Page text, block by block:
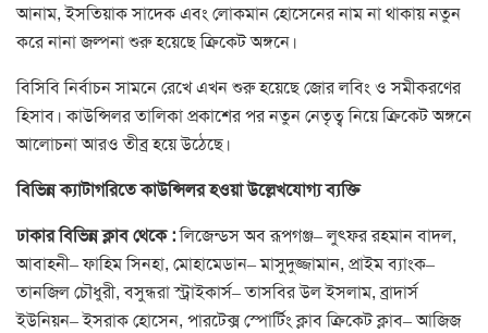
আনাম, ইসতিয়াক সাদেক এবং লোকমান হোসেনের নাম না থাকায় নতুন
করে নানা জল্পনা শুরু হয়েছে ক্রিকেট অঙ্গনে।
বিসিবি নির্বাচন সামনে রেখে এখন শুরু হয়েছে জোর লবিং ও সমীকরণের
হিসাব। কাউন্সিলর তালিকা প্রকাশের পর নতুন নেতৃত্ব নিয়ে ক্রিকেট অঙ্গনে
আলোচনা আরও তীব্র হয়ে উঠেছে।
বিভিন্ন ক্যাটাগরিতে কাউন্সিলর হওয়া উল্লেখযোগ্য ব্যক্তি
ঢাকার বিভিন্ন ক্লাব থেকে :লিজেন্ডস অব রূপগঞ্জ– লুৎফর রহমান বাদল,
আবাহনী– ফাহিম সিনহা, মোহামেডান– মাসুদুজ্জামান, প্রাইম ব্যাংক–
তানজিল চৌধুরী, বসুন্ধরা স্ট্রাইকার্স– তাসবির উল ইসলাম, ব্রাদার্স
ইউনিয়ন– ইসরাক হোসেন, পারটেক্স স্পোর্টিং ক্লাব ক্রিকেট ক্লাব– আজিজ